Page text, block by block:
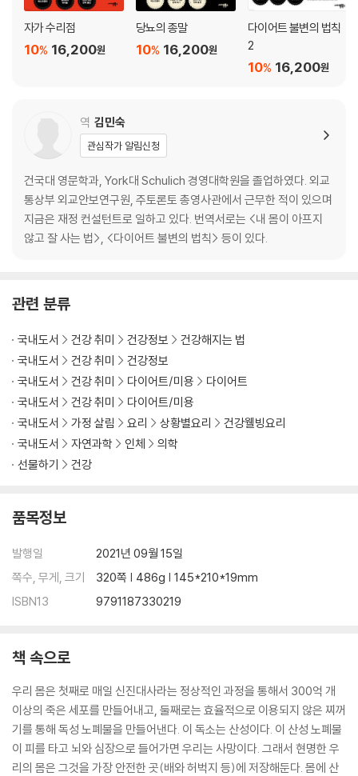
· 모노 다이어트 스케줄
· 모노 다이어트를 위한 15가지 조언
맺는말│영국 해군은 어떻게 세계 최강이 되었나
번역자의 말│비만과 질병의 치료는 모두 하비 다이아몬드에게서 나왔다
참고자료
자가 수리점
16,200원
10%
당뇨의 종말
16,200원
10%
다이어트 불변의 법칙
2
16,200원
10%
역 김민숙
관심작가 알림신청
건국대 영문학과, York대 Schulich 경영대학원을 졸업하였다. 외교
통상부 외교안보연구원, 주토론토 총영사관에서 근무한 적이 있으며
지금은 재정 컨설턴트로 일하고 있다. 번역서로는 <내 몸이 아프지
않고 잘 사는 법>, <다이어트 불변의 법칙> 등이 있다.
관련 분류
국내도서 건강 취미 건강정보
건강해지는 법
국내도서
건강 취미
건강정보
국내도서
건강 취미 다이어트/미용
다이어트
국내도서
건강 취미
다이어트/미용
국내도서
가정 살림 요리 상황별요리
건강웰빙요리
국내도서
자연과학 인체
의학
선물하기
건강
품목정보
발행일
2021년 09월 15일
쪽수, 무게, 크기
320쪽 | 486g | 145*210*19mm
ISBN13
9791187330219
책 속으로
우리 몸은 첫째로 매일 신진대사라는 정상적인 과정을 통해서 300억 개
이상의 죽은 세포를 만들어내고, 둘째로는 효율적으로 이용되지 않은 찌꺼
기를 통해 독성 노폐물을 만들어낸다. 이 독소는 산성이다. 이 산성 노폐물
이 피를 타고 뇌와 심장으로 들어가면 우리는 사망이다. 그래서 현명한 우
리의 몸은 그것을 가장 안전한 곳(배와 허벅지 등)에 저장해둔다. 몸에 산